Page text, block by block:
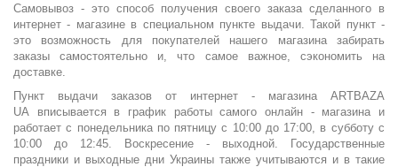
Самовывоз - это способ получения своего заказа сделанного в
интернет - магазине в специальном пункте выдачи. Такой пункт -
это возможность для покупателей нашего магазина забирать
заказы самостоятельно и, что самое важное, сэкономить на
доставке.
Пункт выдачи заказов от интернет - магазина ARTBAZA
UA вписывается в график работы самого онлайн - магазина и
работаетс понедельника по пятницу с 10:00 до 17:00, в субботу с
10:00 до 12:45. Воскресение - выходной. Государственные
праздники и выходные дни Украины также учитываются и в такие